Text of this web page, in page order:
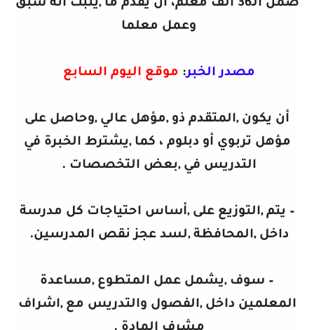
ضمن الـ36 ألف معلم، أن يقدم ما ,يثبت أنه سبق
وعمل معلما
مصدر الخبر: موقع اليوم السابع
أن يكون ,المتقدم ذو ,مؤهل عالي ,وحاصل على
مؤهل تربوي أو دبلوم ، كما ,يشترط الخبرة في
التدريس في ,بعض التخصصات .
– يتم ,التوزيع على ,أساس احتياجات كل مدرسة
داخل ,المحافظة ,لسد عجز نقص المدرسين.
– سوف ,يشمل عمل المتطوع ,مساعدة
المعلمين داخل ,الفصول والتدريس مع ,اشراف